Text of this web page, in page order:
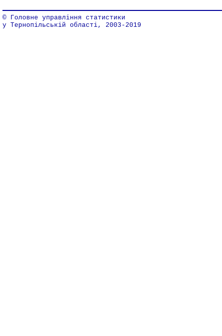
© Головне управління статистики
у Тернопільській області, 2003-2019